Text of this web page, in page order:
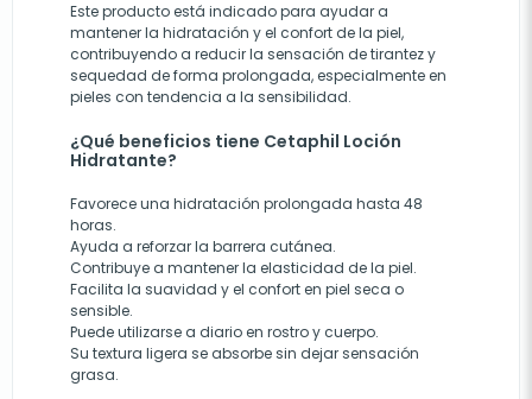
Este producto está indicado para ayudar a
mantener la hidratación y el confort de la piel,
contribuyendo a reducir la sensación de tirantez y
sequedad de forma prolongada, especialmente en
pieles con tendencia a la sensibilidad.
¿Qué beneficios tiene Cetaphil Loción
Hidratante?
Favorece una hidratación prolongada hasta 48
horas.
Ayuda a reforzar la barrera cutánea.
Contribuye a mantener la elasticidad de la piel.
Facilita la suavidad y el confort en piel seca o
sensible.
Puede utilizarse a diario en rostro y cuerpo.
Su textura ligera se absorbe sin dejar sensación
grasa.